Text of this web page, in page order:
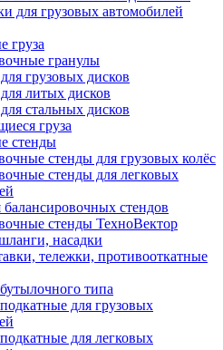
для грузовых автомобилей
груза
гранулы
грузовых дисков
литых дисков
стальных дисков
груза
стенды
стенды для грузовых колёс
стенды для легковых
стендов
стенды ТехноВектор
насадки
тележки, противооткатные
типа
для грузовых
для легковых